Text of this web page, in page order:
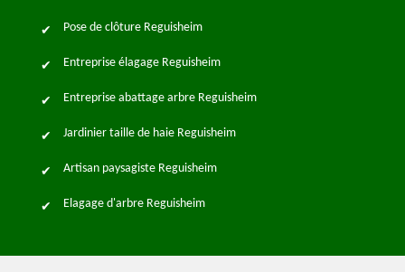
Pose de clôture Reguisheim
Entreprise élagage Reguisheim
Entreprise abattage arbre Reguisheim
Jardinier taille de haie Reguisheim
Artisan paysagiste Reguisheim
Elagage d'arbre Reguisheim